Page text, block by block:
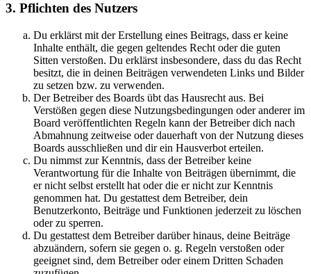
3. Pflichten des Nutzers
Du erklärst mit der Erstellung eines Beitrags, dass er keine
Inhalte enthält, die gegen geltendes Recht oder die guten
Sitten verstoßen. Du erklärst insbesondere, dass du das Recht
besitzt, die in deinen Beiträgen verwendeten Links und Bilder
zu setzen bzw. zu verwenden.
Der Betreiber des Boards übt das Hausrecht aus. Bei
Verstößen gegen diese Nutzungsbedingungen oder anderer im
Board veröffentlichten Regeln kann der Betreiber dich nach
Abmahnung zeitweise oder dauerhaft von der Nutzung dieses
Boards ausschließen und dir ein Hausverbot erteilen.
Du nimmst zur Kenntnis, dass der Betreiber keine
Verantwortung für die Inhalte von Beiträgen übernimmt, die
er nicht selbst erstellt hat oder die er nicht zur Kenntnis
genommen hat. Du gestattest dem Betreiber, dein
Benutzerkonto, Beiträge und Funktionen jederzeit zu löschen
oder zu sperren.
Du gestattest dem Betreiber darüber hinaus, deine Beiträge
abzuändern, sofern sie gegen o. g. Regeln verstoßen oder
geeignet sind, dem Betreiber oder einem Dritten Schaden